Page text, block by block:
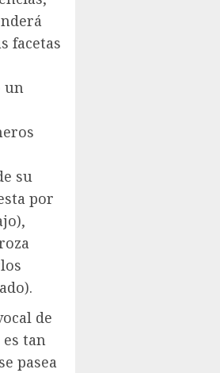
facetas
un
su
por
de
tan
pasea